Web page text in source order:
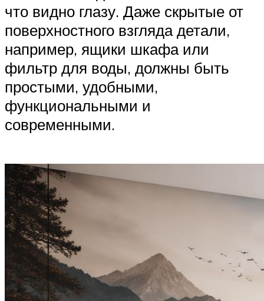
что видно глазу. Даже скрытые от
поверхностного взгляда детали,
например, ящики шкафа или
фильтр для воды, должны быть
простыми, удобными,
функциональными и
современными.